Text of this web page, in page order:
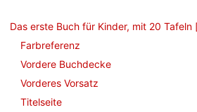
Das erste Buch für Kinder, mit 20 Tafeln
Farbreferenz
Vordere Buchdecke
Vorderes Vorsatz
Titelseite